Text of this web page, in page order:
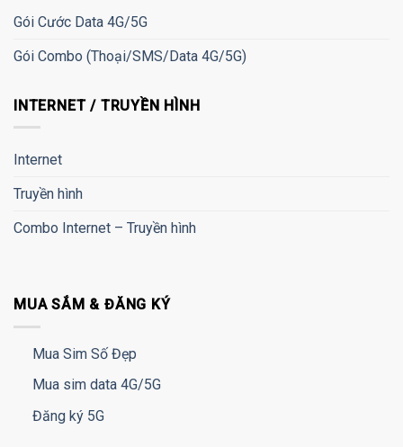
Gói Cước Data 4G/5G
Gói Combo (Thoại/SMS/Data 4G/5G)
INTERNET / TRUYỀN HÌNH
Internet
Truyền hình
Combo Internet – Truyền hình
MUA SẮM & ĐĂNG KÝ
Mua Sim Số Đẹp
Mua sim data 4G/5G
Đăng ký 5G